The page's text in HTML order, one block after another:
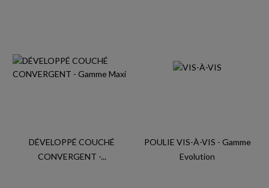
DÉVELOPPÉ COUCHÉ
CONVERGENT -...
POULIE VIS-À-VIS - Gamme
Evolution